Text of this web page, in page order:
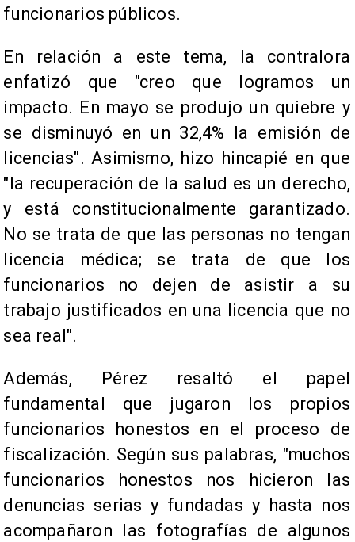
funcionarios públicos.
En relación a este tema, la contralora
enfatizó que "creo que logramos un
impacto. En mayo se produjo un quiebre y
se disminuyó en un 32,4% la emisión de
licencias". Asimismo, hizo hincapié en que
"la recuperación de la salud es un derecho,
y está constitucionalmente garantizado.
No se trata de que las personas no tengan
licencia médica; se trata de que los
funcionarios no dejen de asistir a su
trabajo justificados en una licencia que no
sea real".
Además, Pérez resaltó el papel
fundamental que jugaron los propios
funcionarios honestos en el proceso de
fiscalización. Según sus palabras, "muchos
funcionarios honestos nos hicieron las
denuncias serias y fundadas y hasta nos
acompañaron las fotografías de algunos